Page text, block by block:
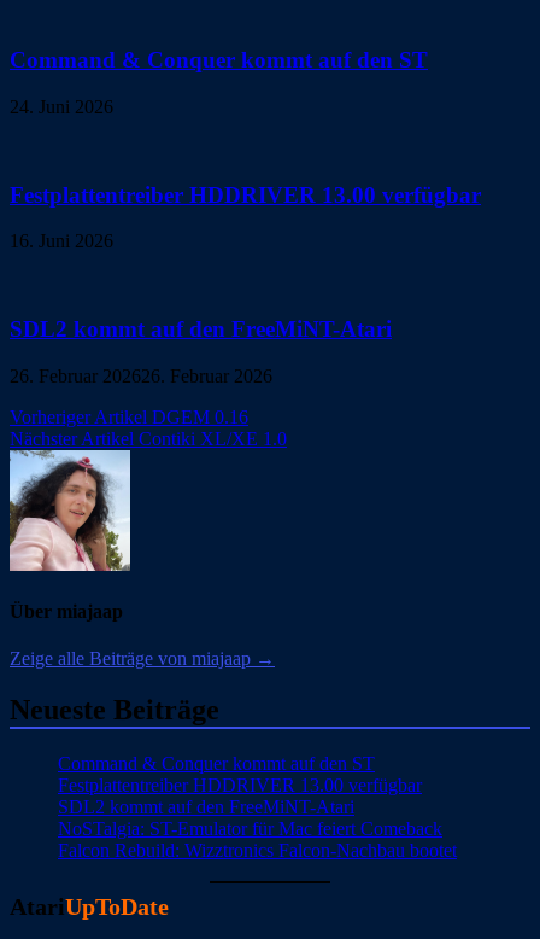
Command & Conquer kommt auf den ST
24. Juni 2026
Festplattentreiber HDDRIVER 13.00 verfügbar
16. Juni 2026
SDL2 kommt auf den FreeMiNT-Atari
26. Februar 202626. Februar 2026
Beitragsnavigation
Vorheriger Artikel DGEM 0.16
Nächster Artikel Contiki XL/XE 1.0
Über miajaap
Zeige alle Beiträge von miajaap →
Neueste Beiträge
Command & Conquer kommt auf den ST
Festplattentreiber HDDRIVER 13.00 verfügbar
SDL2 kommt auf den FreeMiNT-Atari
NoSTalgia: ST-Emulator für Mac feiert Comeback
Falcon Rebuild: Wizztronics Falcon-Nachbau bootet
AtariUpToDate